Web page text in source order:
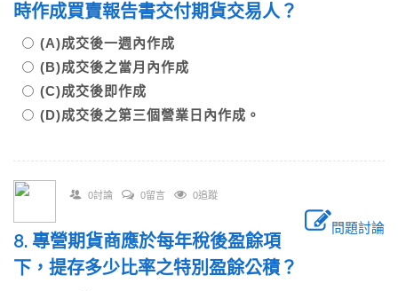
時作成買賣報告書交付期貨交易人？
(A)成交後一週內作成
(B)成交後之當月內作成
(C)成交後即作成
(D)成交後之第三個營業日內作成。
0討論 0留言 0追蹤
問題討論
8. 專營期貨商應於每年稅後盈餘項
下，提存多少比率之特別盈餘公積？